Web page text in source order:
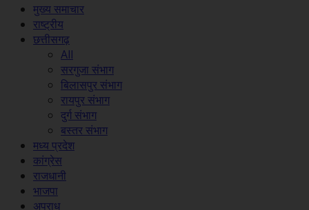
मुख्य समाचार
राष्ट्रीय
छत्तीसगढ़
All
सरगुजा संभाग
बिलासपुर संभाग
रायपुर संभाग
दुर्ग संभाग
बस्तर संभाग
मध्य प्रदेश
कांग्रेस
राजधानी
भाजपा
अपराध